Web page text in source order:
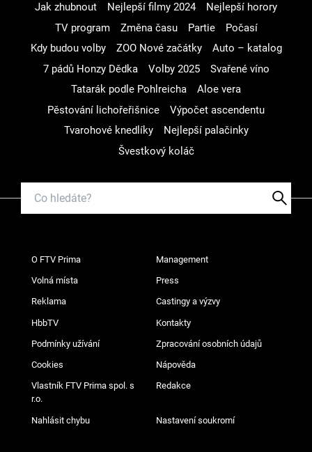
Jak zhubnout Nejlepší filmy 2024
Nejlepší horory
TV program
Změna času Partie
Počasí
Kdy budou volby
ZOO Nové začátky
Auto – katalog
7 pádů Honzy Dědka
Volby 2025
Svařené víno
Tatarák podle Pohlreicha
Aloe vera
Pěstování lichořeřišnice
Výpočet ascendentu
Tvarohové knedlíky
Nejlepší palačinky
Švestkový koláč
O FTV Prima Management
Volná místa Press
Reklama Castingy a výzvy
HbbTV Kontakty
Podmínky užívání Zpracování osobních údajů
Cookies Nápověda
Vlastník FTV Prima spol. s
r.o.
Redakce
Nahlásit chybu Nastavení soukromí